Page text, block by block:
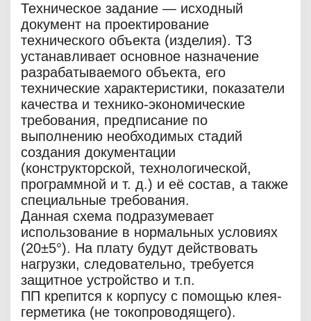
Техническое задание — исходный
документ на проектирование
технического объекта (изделия). ТЗ
устанавливает основное назначение
разрабатываемого объекта, его
технические характеристики, показатели
качества и технико-экономические
требования, предписание по
выполнению необходимых стадий
создания документации
(конструкторской, технологической,
программной и т. д.) и её состав, а также
специальные требования.
Данная схема подразумевает
использование в нормальных условиях
(20±5°). На плату будут действовать
нагрузки, следовательно, требуется
защитное устройство и т.п.
ПП крепится к корпусу с помощью клея-
герметика (не токопроводящего).